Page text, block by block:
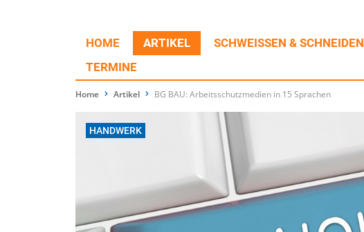
HOME ARTIKEL SCHWEISSEN & SCHNEIDEN
TERMINE
Home Artikel BG BAU: Arbeitsschutzmedien in 15 Sprachen
HANDWERK